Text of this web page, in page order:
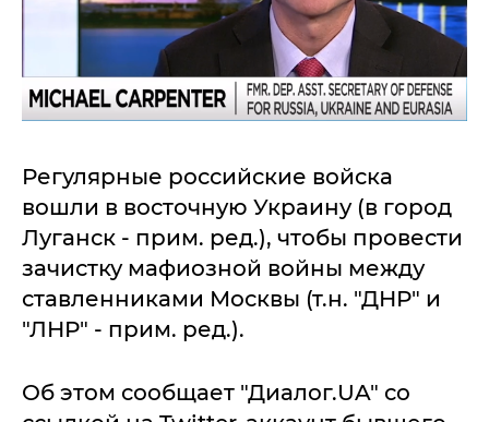
Регулярные российские войска
вошли в восточную Украину (в город
Луганск - прим. ред.), чтобы провести
зачистку мафиозной войны между
ставленниками Москвы (т.н. "ДНР" и
"ЛНР" - прим. ред.).
Об этом сообщает "Диалог.UA" со